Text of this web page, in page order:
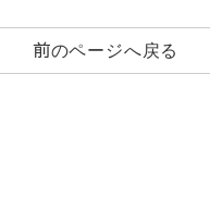
前のページへ戻る